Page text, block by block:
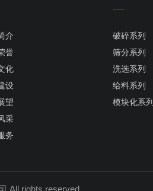
介
誉
化
设
望
采
务
破碎系列
筛分系列
洗选系列
给料系列
模块化系列
All rights reserved.